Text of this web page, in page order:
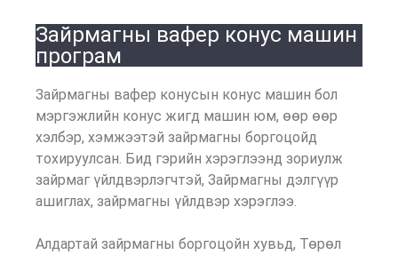
Зайрмагны вафер конус машин
програм
Зайрмагны вафер конусын конус машин бол
мэргэжлийн конус жигд машин юм, өөр өөр
хэлбэр, хэмжээтэй зайрмагны боргоцойд
тохируулсан. Бид гэрийн хэрэглээнд зориулж
зайрмаг үйлдвэрлэгчтэй, Зайрмагны дэлгүүр
ашиглах, зайрмагны үйлдвэр хэрэглээ.
Алдартай зайрмагны боргоцойн хувьд, Төрөл